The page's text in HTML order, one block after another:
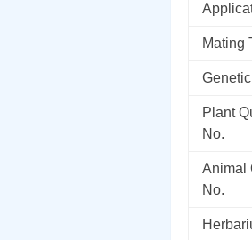
Mating
Plant
No.
Animal
No.